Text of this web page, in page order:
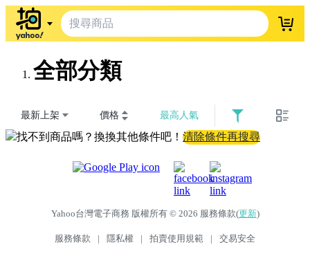
登入
全部分類
最新上架 價格 最高人氣
找不到商品嗎？換換其他條件吧！ 清除條件再搜尋
Yahoo台灣電子商務 版權所有 © 2026 服務條款(更新)
服務條款 | 隱私權 | 拍賣使用規範 | 交易安全